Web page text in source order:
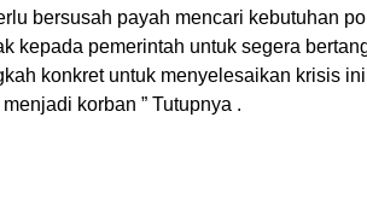
bersusah payah mencari kebutuhan
kepada pemerintah untuk segera
konkret untuk menyelesaikan krisis
korban ” Tutupnya .